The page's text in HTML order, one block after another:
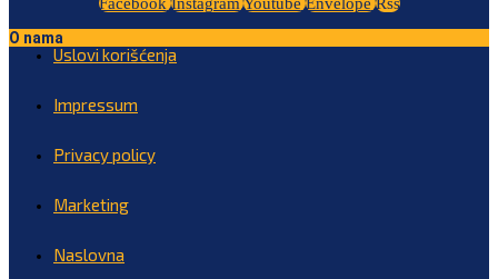
O nama
Uslovi korišćenja
Impressum
Privacy policy
Marketing
Naslovna